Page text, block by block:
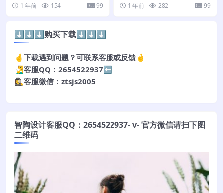
1 年前 154 99 1 年前 282 99
⬇️⬇️⬇️购买下载⬇️⬇️⬇️
🤞下载遇到问题？可联系客服或反馈🤞
🧏‍♂️客服QQ：2654522937⬅️
🕵️‍♀️客服微信：ztsjs2005
智陶设计客服QQ：2654522937- v- 官方微信请扫下图
二维码